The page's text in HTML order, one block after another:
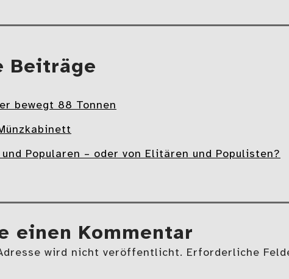
Beiträge
bewegt 88 Tonnen
Popularen – oder von Elitären und Populisten?
einen Kommentar
wird nicht veröffentlicht. Erforderliche